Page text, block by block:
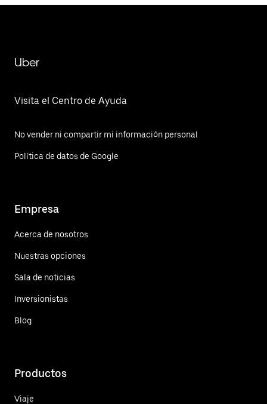
Uber
Visita el Centro de Ayuda
No vender ni compartir mi información personal
Política de datos de Google
Empresa
Acerca de nosotros
Nuestras opciones
Sala de noticias
Inversionistas
Blog
Productos
Viaje